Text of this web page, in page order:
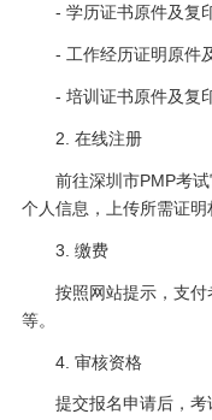
- 学历证书原件及复印
- 工作经历证明原件及
- 培训证书原件及复印
2. 在线注册
前往深圳市PMP考试
个人信息，上传所需证明
3. 缴费
按照网站提示，支付
等。
4. 审核资格
提交报名申请后，考